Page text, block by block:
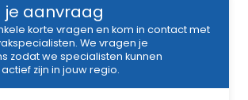
je aanvraag
korte vragen en kom in contact met
We vragen je
zodat we specialisten kunnen
zijn in jouw regio.